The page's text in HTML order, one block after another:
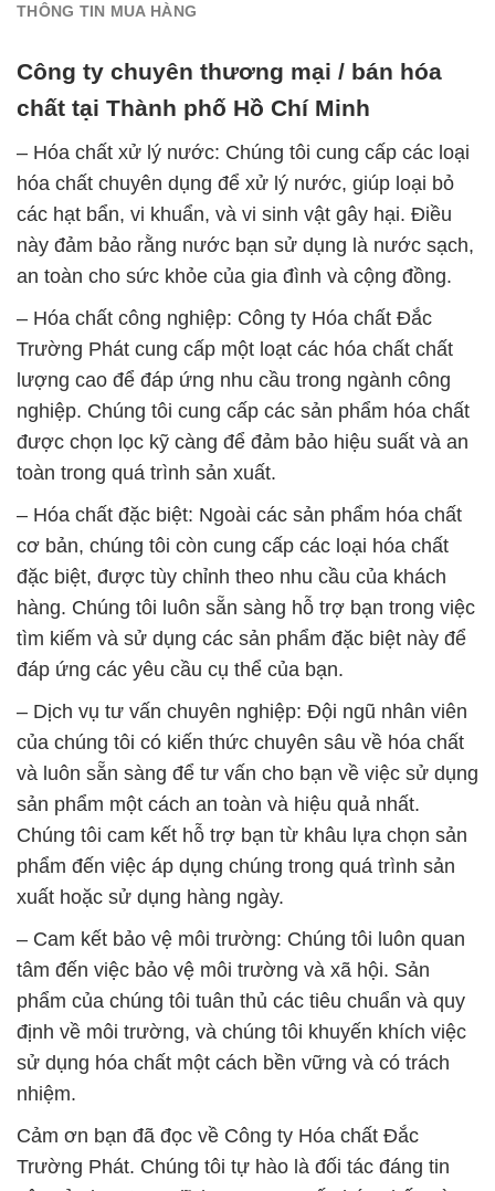
THÔNG TIN MUA HÀNG
Công ty chuyên thương mại / bán hóa
chất tại Thành phố Hồ Chí Minh
– Hóa chất xử lý nước: Chúng tôi cung cấp các loại
hóa chất chuyên dụng để xử lý nước, giúp loại bỏ
các hạt bẩn, vi khuẩn, và vi sinh vật gây hại. Điều
này đảm bảo rằng nước bạn sử dụng là nước sạch,
an toàn cho sức khỏe của gia đình và cộng đồng.
– Hóa chất công nghiệp: Công ty Hóa chất Đắc
Trường Phát cung cấp một loạt các hóa chất chất
lượng cao để đáp ứng nhu cầu trong ngành công
nghiệp. Chúng tôi cung cấp các sản phẩm hóa chất
được chọn lọc kỹ càng để đảm bảo hiệu suất và an
toàn trong quá trình sản xuất.
– Hóa chất đặc biệt: Ngoài các sản phẩm hóa chất
cơ bản, chúng tôi còn cung cấp các loại hóa chất
đặc biệt, được tùy chỉnh theo nhu cầu của khách
hàng. Chúng tôi luôn sẵn sàng hỗ trợ bạn trong việc
tìm kiếm và sử dụng các sản phẩm đặc biệt này để
đáp ứng các yêu cầu cụ thể của bạn.
– Dịch vụ tư vấn chuyên nghiệp: Đội ngũ nhân viên
của chúng tôi có kiến thức chuyên sâu về hóa chất
và luôn sẵn sàng để tư vấn cho bạn về việc sử dụng
sản phẩm một cách an toàn và hiệu quả nhất.
Chúng tôi cam kết hỗ trợ bạn từ khâu lựa chọn sản
phẩm đến việc áp dụng chúng trong quá trình sản
xuất hoặc sử dụng hàng ngày.
– Cam kết bảo vệ môi trường: Chúng tôi luôn quan
tâm đến việc bảo vệ môi trường và xã hội. Sản
phẩm của chúng tôi tuân thủ các tiêu chuẩn và quy
định về môi trường, và chúng tôi khuyến khích việc
sử dụng hóa chất một cách bền vững và có trách
nhiệm.
Cảm ơn bạn đã đọc về Công ty Hóa chất Đắc
Trường Phát. Chúng tôi tự hào là đối tác đáng tin